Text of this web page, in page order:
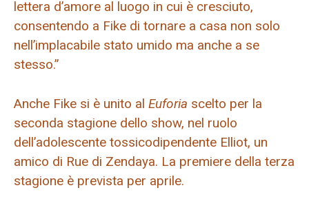
lettera d’amore al luogo in cui è cresciuto,
consentendo a Fike di tornare a casa non solo
nell’implacabile stato umido ma anche a se
stesso.”
Anche Fike si è unito al Euforia scelto per la
seconda stagione dello show, nel ruolo
dell’adolescente tossicodipendente Elliot, un
amico di Rue di Zendaya. La premiere della terza
stagione è prevista per aprile.